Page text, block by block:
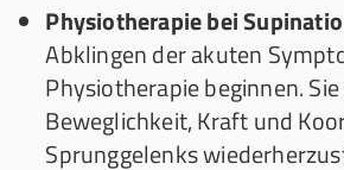
Physiotherapie bei
Abklingen der akuten
Physiotherapie beginnen.
Beweglichkeit, Kraft und
Sprunggelenks